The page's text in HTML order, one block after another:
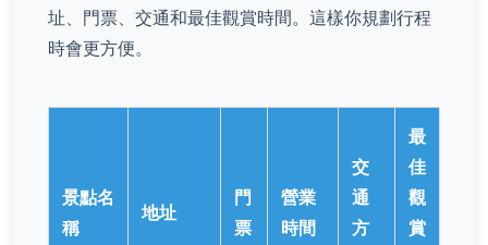
址、門票、交通和最佳觀賞時間。這樣你規劃行程
時會更方便。
景點名
稱
地址
門
票
營業
時間
交
通
方
最
佳
觀
賞